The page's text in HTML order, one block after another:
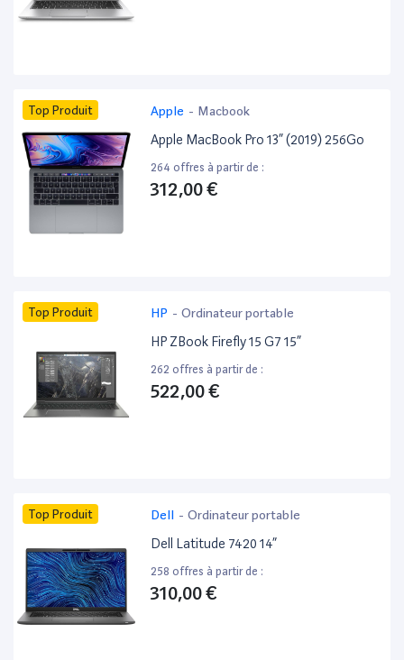
Top Produit Apple - Macbook
Apple MacBook Pro 13” (2019) 256Go
264 offres à partir de :
312,00 €
Top Produit HP - Ordinateur portable
HP ZBook Firefly 15 G7 15”
262 offres à partir de :
522,00 €
Top Produit Dell - Ordinateur portable
Dell Latitude 7420 14”
258 offres à partir de :
310,00 €